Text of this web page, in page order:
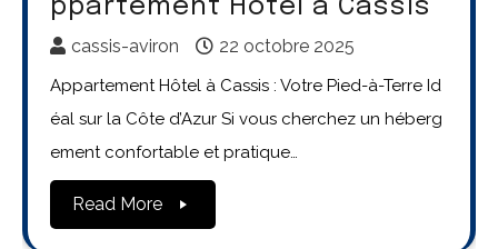
ppartement Hôtel à Cassis
cassis-aviron 22 octobre 2025
Appartement Hôtel à Cassis : Votre Pied-à-Terre Id
éal sur la Côte d’Azur Si vous cherchez un héberg
ement confortable et pratique…
Read More